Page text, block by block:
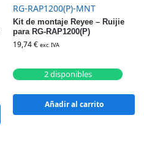
RG-RAP1200(P)-MNT
Kit de montaje Reyee – Ruijie
para RG-RAP1200(P)
19,74€ exc. IVA
Añadir al carrito
2 disponibles